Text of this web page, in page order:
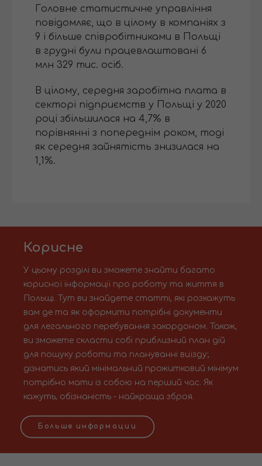
Головне статистичне управління
повідомляє, що в цілому в компаніях з
9 і більше співробітниками в Польщі
в грудні були працевлаштовані 6
млн 329 тис. осіб.
В цілому, середня заробітна плата в
секторі підприємств у Польщі у 2020
році збільшилася на 4,7% в
порівнянні з попереднім роком, тоді
як середня зайнятість знизилася на
1,1%.
Корисне
У цьому розділі ви зможете знайти багато
корисної інформації про роботу та життя в
Польщі. Тут ви знайдете статті, які розкажуть
вам де та як оформити потрібні документи
для легального перебування закордоном. Також,
ви зможете скласти собі приблизний план дій
для пошуку роботи та плануванні виїзду;
дізнатись який мінімальний прожитковий мінімум
потрібно мати із собою на перший час. Як
кажуть, обізнаність - найкраща зброя.
Больше информации